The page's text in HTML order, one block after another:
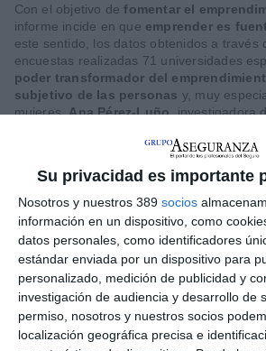
Su privacidad es importante
Nosotros y nuestros 389 socios
información en un dispositivo, como
datos personales, como identificadores
estándar enviada por un dispositivo para
personalizado, medición de publicidad y
investigación de audiencia y desarrollo de
permiso, nosotros y nuestros socios
localización geográfica precisa e
Con el objetivo de fomentar el
informe incide en que emprender es
este sentido, los datos obtenidos a través
encuestas realizadas 71 universidades
poder transformador del
subjetivo de las personas y, muy
mujeres.Ana Pérez-Luño,investigadora
niveles más altos de satisfacción con
emprendedoras activas -es decir,
empresa mientras cursan sus estudios-
medio percibido de 5,06 puntos sobre un
no solo se sitúa como el nivel más alto de
analizados en el estudio -mujeres y
activos, con iniciativas emprendedoras
intenciones emprendedoras y sin
sino que es idéntica a la de sus